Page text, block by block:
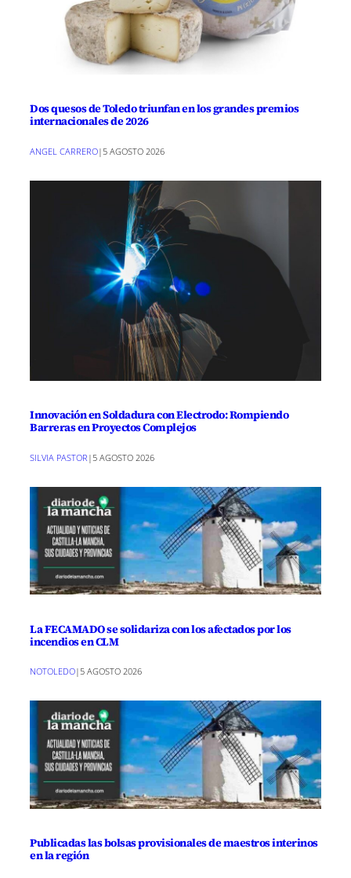
Dos quesos de Toledo triunfan en los grandes premios
internacionales de 2026
ANGEL CARRERO| 5 AGOSTO 2026
Innovación en Soldadura con Electrodo: Rompiendo
Barreras en Proyectos Complejos
SILVIA PASTOR |5 AGOSTO 2026
La FECAMADO se solidariza con los afectados por los
incendios en CLM
NOTOLEDO|5 AGOSTO 2026
Publicadas las bolsas provisionales de maestros interinos
en la región